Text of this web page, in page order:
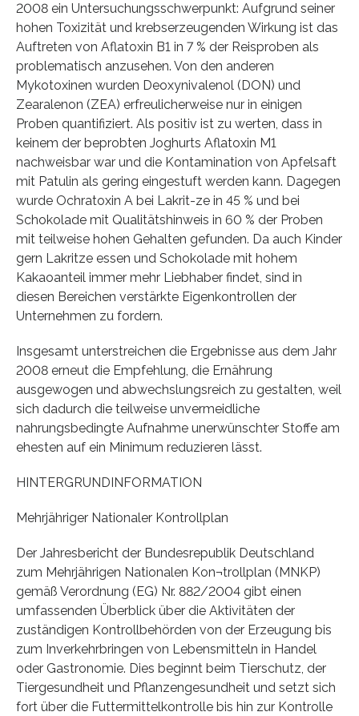
2008 ein Untersuchungsschwerpunkt: Aufgrund seiner
hohen Toxizität und krebserzeugenden Wirkung ist das
Auftreten von Aflatoxin B1 in 7 % der Reisproben als
problematisch anzusehen. Von den anderen
Mykotoxinen wurden Deoxynivalenol (DON) und
Zearalenon (ZEA) erfreulicherweise nur in einigen
Proben quantifiziert. Als positiv ist zu werten, dass in
keinem der beprobten Joghurts Aflatoxin M1
nachweisbar war und die Kontamination von Apfelsaft
mit Patulin als gering eingestuft werden kann. Dagegen
wurde Ochratoxin A bei Lakrit-ze in 45 % und bei
Schokolade mit Qualitätshinweis in 60 % der Proben
mit teilweise hohen Gehalten gefunden. Da auch Kinder
gern Lakritze essen und Schokolade mit hohem
Kakaoanteil immer mehr Liebhaber findet, sind in
diesen Bereichen verstärkte Eigenkontrollen der
Unternehmen zu fordern.
Insgesamt unterstreichen die Ergebnisse aus dem Jahr
2008 erneut die Empfehlung, die Ernährung
ausgewogen und abwechslungsreich zu gestalten, weil
sich dadurch die teilweise unvermeidliche
nahrungsbedingte Aufnahme unerwünschter Stoffe am
ehesten auf ein Minimum reduzieren lässt.
HINTERGRUNDINFORMATION
Mehrjähriger Nationaler Kontrollplan
Der Jahresbericht der Bundesrepublik Deutschland
zum Mehrjährigen Nationalen Kon¬trollplan (MNKP)
gemäß Verordnung (EG) Nr. 882/2004 gibt einen
umfassenden Überblick über die Aktivitäten der
zuständigen Kontrollbehörden von der Erzeugung bis
zum Inverkehrbringen von Lebensmitteln in Handel
oder Gastronomie. Dies beginnt beim Tierschutz, der
Tiergesundheit und Pflanzengesundheit und setzt sich
fort über die Futtermittelkontrolle bis hin zur Kontrolle